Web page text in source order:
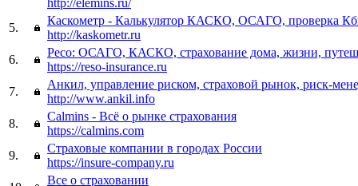
5.
Каскометр - Калькулятор КАСКО, ОСАГО, проверка
http://kaskometr.ru
6.
Ресо: ОСАГО, КАСКО, страхование дома, жизни,
https://reso-insurance.ru
7.
Анкил, управление риском, страховой рынок, риск-
http://www.ankil.info
8.
Calmins - Всё о рынке страхования
https://calmins.com
9.
Страховые компании в городах России
https://insure-company.ru
Все о страховании